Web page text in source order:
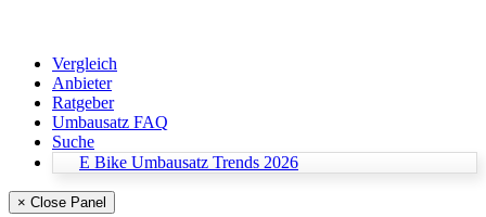
Vergleich
Anbieter
Ratgeber
Umbausatz FAQ
Suche
E Bike Umbausatz Trends 2026
× Close Panel